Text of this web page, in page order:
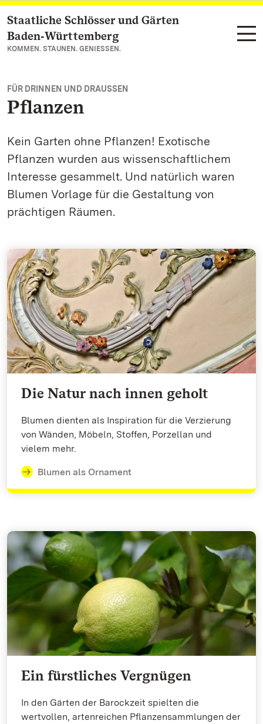
Zum Hauptinhalt springen
Staatliche Schlösser und Gärten
Baden‑Württemberg
KOMMEN. STAUNEN. GENIESSEN.
FÜR DRINNEN UND DRAUSSEN
Pflanzen
Kein Garten ohne Pflanzen! Exotische
Pflanzen wurden aus wissenschaftlichem
Interesse gesammelt. Und natürlich waren
Blumen Vorlage für die Gestaltung von
prächtigen Räumen.
Die Natur nach innen geholt
Blumen dienten als Inspiration für die Verzierung
von Wänden, Möbeln, Stoffen, Porzellan und
vielem mehr.
Blumen als Ornament
Ein fürstliches Vergnügen
In den Gärten der Barockzeit spielten die
wertvollen, artenreichen Pflanzensammlungen der